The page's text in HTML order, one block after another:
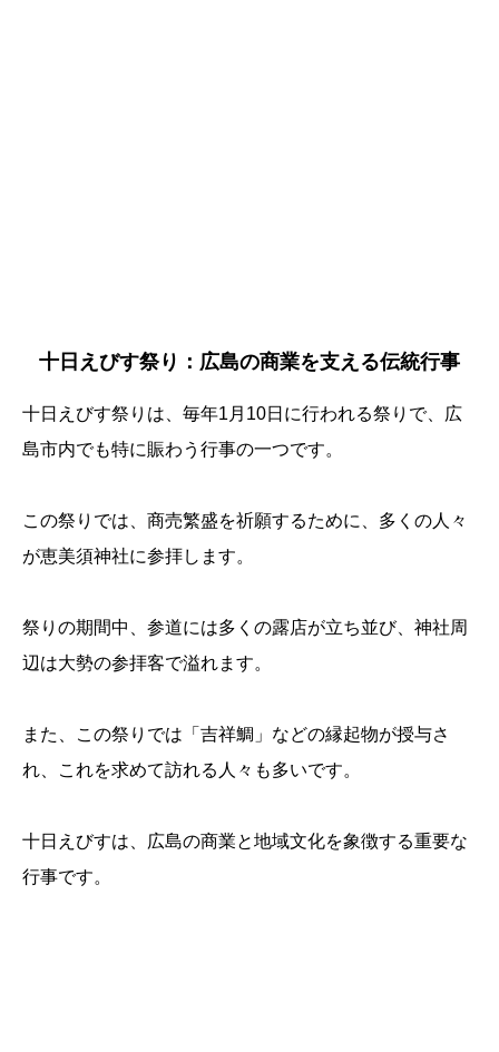
十日えびす祭り：広島の商業を支える伝統行事
十日えびす祭りは、毎年1月10日に行われる祭りで、広
島市内でも特に賑わう行事の一つです。
この祭りでは、商売繁盛を祈願するために、多くの人々
が恵美須神社に参拝します。
祭りの期間中、参道には多くの露店が立ち並び、神社周
辺は大勢の参拝客で溢れます。
また、この祭りでは「吉祥鯛」などの縁起物が授与さ
れ、これを求めて訪れる人々も多いです。
十日えびすは、広島の商業と地域文化を象徴する重要な
行事です。